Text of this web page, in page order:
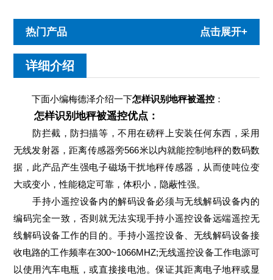
热门产品 点击展开+
详细介绍
下面小编梅德泽介绍一下怎样识别地秤被遥控 ：
怎样识别地秤被遥控优点：
防拦截，防扫描等，不用在磅秤上安装任何东西，采用
无线发射器，距离传感器旁566米以内就能控制地秤的数码数
据，此产品产生强电子磁场干扰地秤传感器，从而使吨位变
大或变小，性能稳定可靠，体积小，隐蔽性强。
手持小遥控设备内的解码设备必须与无线解码设备内的
编码完全一致，否则就无法实现手持小遥控设备远端遥控无
线解码设备工作的目的。手持小遥控设备、无线解码设备接
收电路的工作频率在300~1066MHZ;无线遥控设备工作电源可
以使用汽车电瓶，或直接接电池。保证其距离电子地秤或显